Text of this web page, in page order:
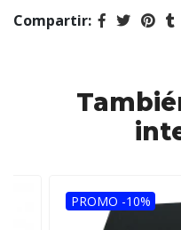
Compartir:
PROMO -10%